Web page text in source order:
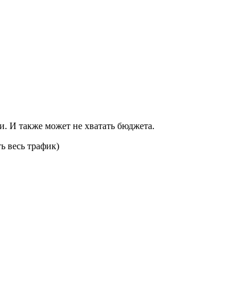
И также может не хватать бюджета.
весь трафик)